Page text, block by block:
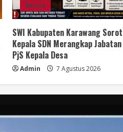
Berita
SWI Kabupaten Karawang
Kepala SDN Merangkap
PjS Kepala Desa
Admin 7 Agustus 2026